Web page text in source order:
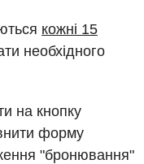
кожні 15
необхідного
на кнопку
форму
"бронювання"